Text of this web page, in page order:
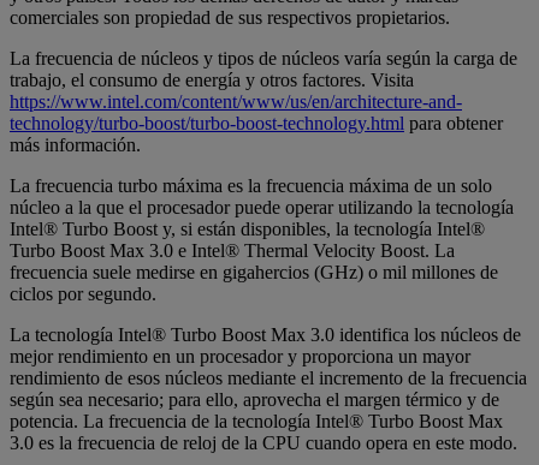
comerciales son propiedad de sus respectivos propietarios.
La frecuencia de núcleos y tipos de núcleos varía según la carga de
trabajo, el consumo de energía y otros factores. Visita
https://www.intel.com/content/www/us/en/architecture-and-
technology/turbo-boost/turbo-boost-technology.html para obtener
más información.
La frecuencia turbo máxima es la frecuencia máxima de un solo
núcleo a la que el procesador puede operar utilizando la tecnología
Intel® Turbo Boost y, si están disponibles, la tecnología Intel®
Turbo Boost Max 3.0 e Intel® Thermal Velocity Boost. La
frecuencia suele medirse en gigahercios (GHz) o mil millones de
ciclos por segundo.
La tecnología Intel® Turbo Boost Max 3.0 identifica los núcleos de
mejor rendimiento en un procesador y proporciona un mayor
rendimiento de esos núcleos mediante el incremento de la frecuencia
según sea necesario; para ello, aprovecha el margen térmico y de
potencia. La frecuencia de la tecnología Intel® Turbo Boost Max
3.0 es la frecuencia de reloj de la CPU cuando opera en este modo.